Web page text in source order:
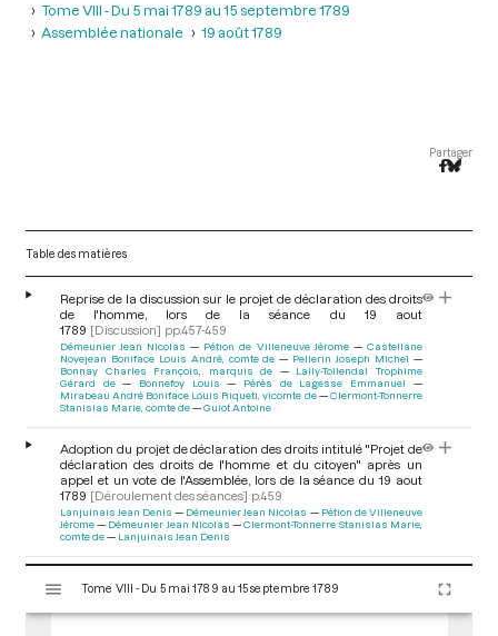
Tome VIII - Du 5 mai 1789 au 15 septembre 1789
Assemblée nationale
19 août 1789
Partager
Table des matières
Reprise de la discussion sur le projet de déclaration des droits
de l'homme, lors de la séance du 19 aout
1789 [Discussion] pp.457-459
Démeunier Jean Nicolas Pétion de Villeneuve Jérome
Castellane
Novejean Boniface Louis André, comte de
Pellerin Joseph Michel
Bonnay Charles François, marquis de
Lally-Tollendal Trophime
Gérard de
Bonnefoy Louis
Pérès de Lagesse Emmanuel
Mirabeau André Boniface Louis Riqueti, vicomte de
Clermont-Tonnerre
Stanislas Marie, comte de
Guiot Antoine
Adoption du projet de déclaration des droits intitulé "Projet de
déclaration des droits de l'homme et du citoyen" après un
appel et un vote de l'Assemblée, lors de la séance du 19 aout
1789 [Déroulement des séances] p.459
Lanjuinais Jean Denis Démeunier Jean Nicolas
Pétion de Villeneuve
Jérome
Démeunier Jean Nicolas
Clermont-Tonnerre Stanislas Marie,
comte de
Lanjuinais Jean Denis
l'imprimeur de l'Assemblée, lors de la séance du 19 aout
s
Tome VIII - Du 5 mai 1789 au 15 septembre 1789